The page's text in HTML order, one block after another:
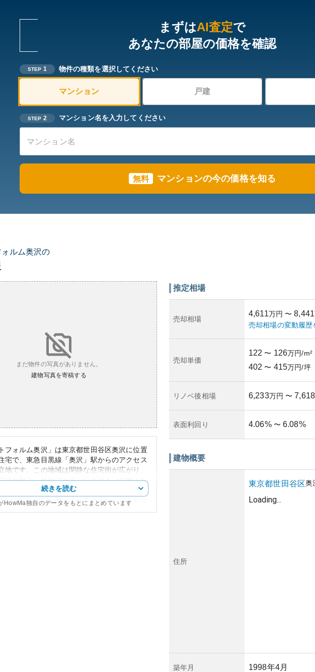
まずはAI査定で
あなたの部屋の価格を確認
STEP 1 物件の種類を選択してください
マンション 戸建
STEP 2 マンション名を入力してください
無料 マンションの今の価格を知る
ルム奥沢の
まだ物件の写真がありません。
建物写真を寄稿する
フォルム奥沢」は東京都世田谷区奥沢に位置
宅で、東急目黒線「奥沢」駅からのアクセス
地です。この地域は閑静な住宅街が広がり、
境が魅力。外観はモダンなデザインが施され
並みに調和しています。築年数や具体的な管
いては明確な情報が確認できませんが、東京
続きを読む
HowMa独自のデータをもとにまとめています
推定相場
売却相場
4,611万円 〜 8,441
売却相場の変動履歴
売却単価
122 〜 126万円/m²
402 〜 415万円/坪
リノベ後相場 6,233万円 〜 7,618
表面利回り 4.06% 〜 6.08%
建物概要
住所
東京都世田谷区奥
Loading...
築年月 1998年4月